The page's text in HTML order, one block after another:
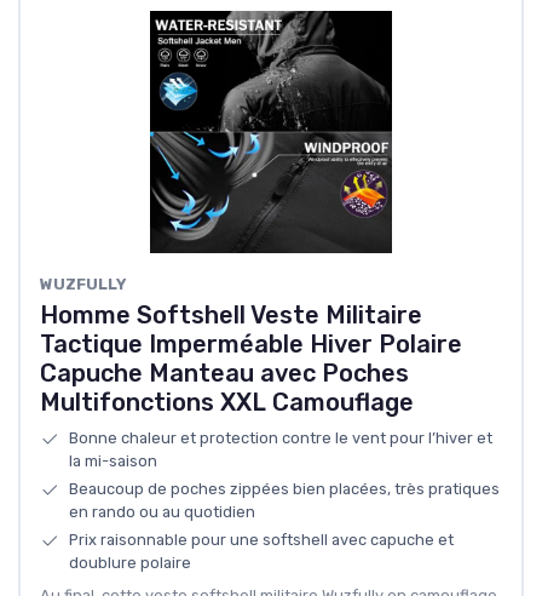
WUZFULLY
Homme Softshell Veste Militaire
Tactique Imperméable Hiver Polaire
Capuche Manteau avec Poches
Multifonctions XXL Camouflage
Bonne chaleur et protection contre le vent pour l’hiver et
la mi-saison
Beaucoup de poches zippées bien placées, très pratiques
en rando ou au quotidien
Prix raisonnable pour une softshell avec capuche et
doublure polaire